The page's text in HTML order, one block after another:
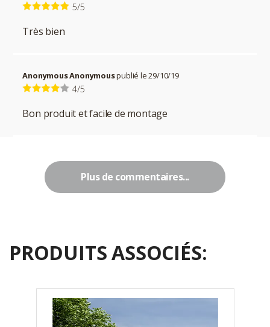
5/5
Très bien
Anonymous Anonymouspublié le 29/10/19
4/5
Bon produit et facile de montage
Plus de commentaires...
PRODUITS ASSOCIÉS: